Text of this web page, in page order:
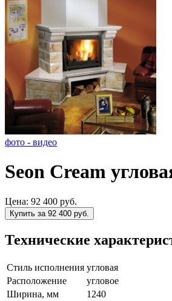
фото - видео
Seon Cream
Цена: 92 400 руб.
Купить за 92 400 руб.
Технические
Стиль исполнения угловая
Расположение
угловое
Ширина, мм
1240